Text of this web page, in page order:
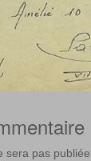
sera pas publiée.